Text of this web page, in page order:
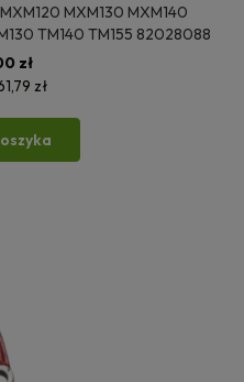
MXM130 MXM140
TM140 TM155 82028088
zł
zł